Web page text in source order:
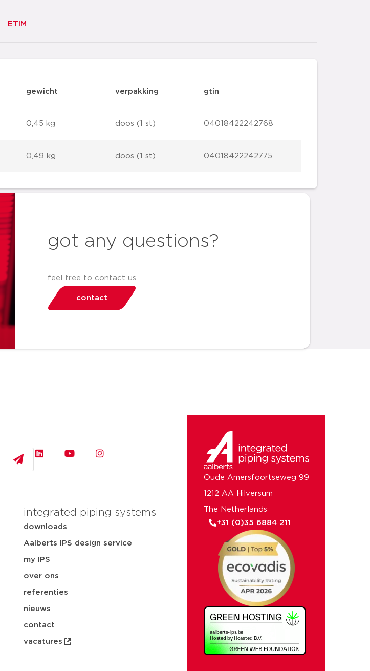
ETIM
gewicht verpakking gtin
0,45 kg doos (1 st) 04018422242768
0,49 kg doos (1 st) 04018422242775
got any questions?
feel free to contact us
contact
integrated piping systems
downloads
Aalberts IPS design service
my IPS
over ons
referenties
nieuws
contact
vacatures
Oude Amersfoortseweg 99
1212 AA Hilversum
The Netherlands
+31 (0)35 6884 211